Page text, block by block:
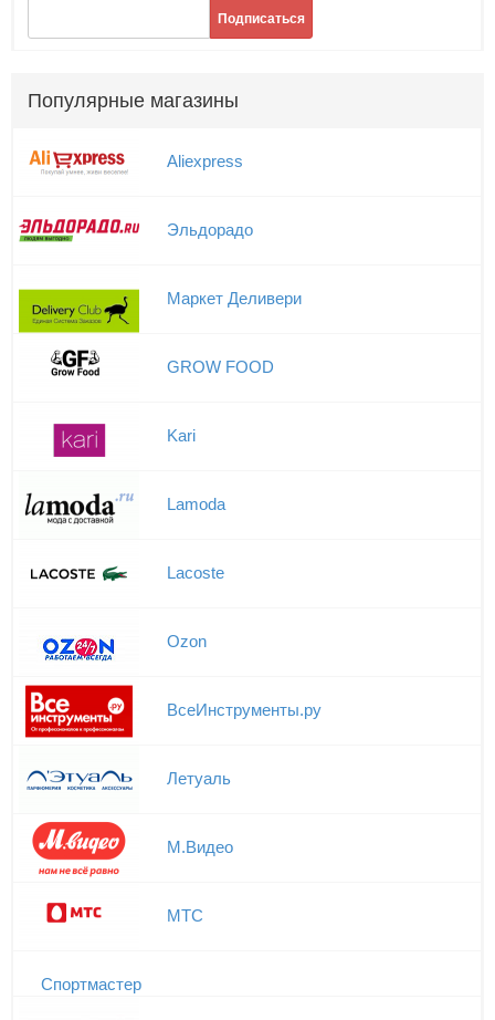
Подписаться
Популярные магазины
Aliexpress
Эльдорадо
Маркет Деливери
GROW FOOD
Kari
Lamoda
Lacoste
Ozon
ВсеИнструменты.ру
Летуаль
М.Видео
МТС
Спортмастер